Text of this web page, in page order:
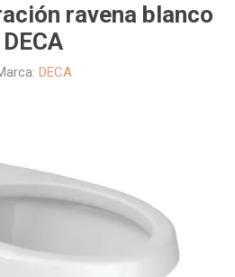
ravena blanco
DECA
DECA